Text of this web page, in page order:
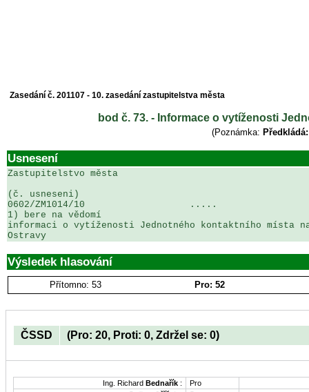
Zasedání č. 201107 - 10. zasedání zastupitelstva města
bod č. 73. - Informace o vytíženosti
(Poznámka:
Usnesení
Zastupitelstvo města
(č. usneseni)
0602/ZM1014/10                   .....
1) bere na vědomí
informaci o vytíženosti Jednotného kontaktního místa
Ostravy
Výsledek hlasování
Přítomno: 53 Pro: 52
ČSSD (Pro: 20, Proti: 0, Zdržel se: 0)
Ing. Richard Bednařík :
Pro